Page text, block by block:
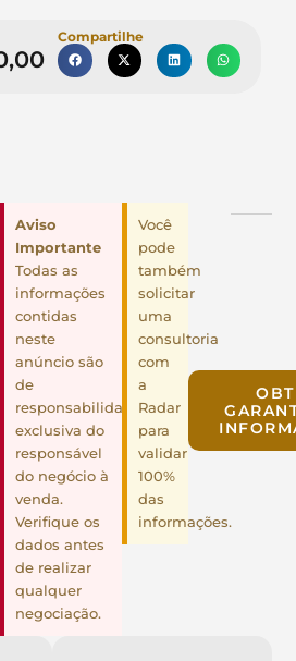
Compartilhe
Aviso
Importante
Todas as
informações
contidas
neste
anúncio são
de
responsabilidade
exclusiva do
responsável
do negócio à
venda.
Verifique os
dados antes
de realizar
qualquer
negociação.
Você
pode
também
solicitar
uma
consultoria
com
a
Radar
para
validar
100%
das
informações.